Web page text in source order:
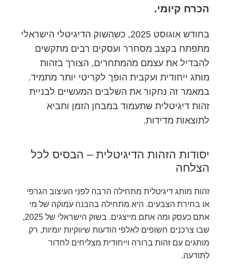
הכרח קיומי.
בחודש אוגוסט 2025, כשהשוק הדיגיטלי הישראלי
מתפתח בקצב מסחרר ועסקים רבים מתקשים
להבדיל את עצמם מהמתחרים, הצורך בזהות
מותג ייחודית ועקבית הופך לקריטי יותר מתמיד.
במאמר זה נחקור את השלבים המעשיים לבניית
זהות דיגיטלית שתעמוד במבחן הזמן ותביא
לתוצאות מדידות.
יסודות הזהות הדיגיטלית – הבסיס לכל
הצלחה
זהות מותג דיגיטלית מתחילה הרבה לפני העיצוב הגרפי
או בחירת הצבעים. היא מתחילה בהבנה עמוקה של מי
אתם כעסק ומה אתם מייצגים. בשוק הישראלי של 2025,
שבו צרכנים חשופים לאלפי הודעות שיווקיות יומיות, רק
מותגים עם זהות ברורה וייחודית מצליחים לחדור
לתודעה.